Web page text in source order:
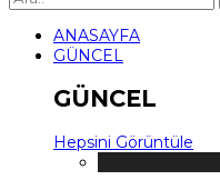
ANASAYFA
GÜNCEL
GÜNCEL
Hepsini Görüntüle